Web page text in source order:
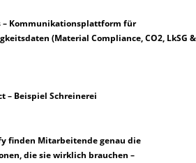
– Kommunikationsplattform für
(Material Compliance, CO2, LkSG &
– Beispiel Schreinerei
finden Mitarbeitende genau die
die sie wirklich brauchen –